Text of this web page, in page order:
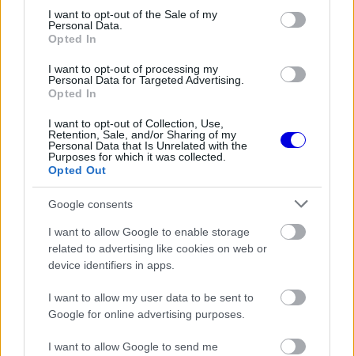
consent section.
I want to opt-out of the Sale of my
Personal Data.
Opted In
I want to opt-out of processing my
Personal Data for Targeted Advertising.
Opted In
I want to opt-out of Collection, Use,
Retention, Sale, and/or Sharing of my
Personal Data that Is Unrelated with the
Purposes for which it was collected.
Opted Out
Google consents
I want to allow Google to enable storage
related to advertising like cookies on web or
device identifiers in apps.
I want to allow my user data to be sent to
Google for online advertising purposes.
I want to allow Google to send me
elveszítette a dobogó utolsó fokát Oscar
megpördült, az autó sérülése és a 20
másodperces időbüntetés miatt pedig a nyolcadik
pozícióba csúszott vissza. A monacói a futam
után arra kérte a csapatot, vizsgálják meg, miért
esett vissza a tempója a nagydíj során, külön
kiemelve a jelentős gumikopást.
A mérnöki alapszabály megszegése
Hinchcliffe az F1 Nation podcastben arról beszélt,
hogy ekkora csomaggal szinte lehetetlen tisztán
látni. „A mérnöki munka első számú szabálya,